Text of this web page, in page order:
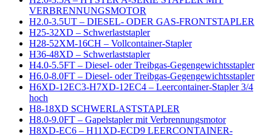
VERBRENNUNGSMOTOR
H2.0-3.5UT – DIESEL- ODER GAS-FRONTSTAPLER
H25-32XD – Schwerlaststapler
H28-52XM-16CH – Vollcontainer-Stapler
H36-48XD – Schwerlaststapler
H4.0-5.5FT – Diesel- oder Treibgas-Gegengewichtsstapler
H6.0-8.0FT – Diesel- oder Treibgas-Gegengewichtsstapler
H6XD-12EC3-H7XD-12EC4 – Leercontainer-Stapler 3/4
hoch
H8-18XD SCHWERLASTSTAPLER
H8.0-9.0FT – Gapelstapler mit Verbrennungsmotor
H8XD-EC6 – H11XD-ECD9 LEERCONTAINER-